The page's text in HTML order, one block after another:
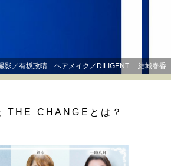
影／有坂政晴 ヘアメイク／DILIGENT 結城春香
THE CHANGEとは？